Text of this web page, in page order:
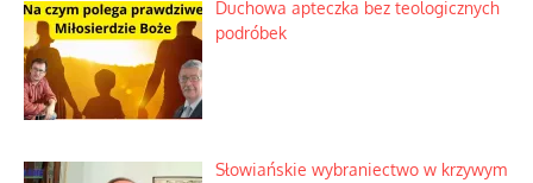
Duchowa apteczka bez teologicznych
podróbek
Słowiańskie wybraniectwo w krzywym